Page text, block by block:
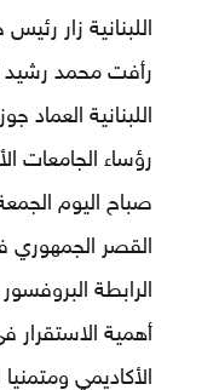
اللبنانية زار
رأفت محمد رشيد
اللبنانية
رؤساء الجامعات
القصر الجمهوري
الرابطة
أهمية الاستقرار
الأكاديمي